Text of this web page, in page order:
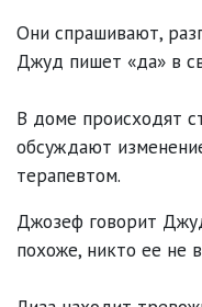
Они спрашивают,
Джуд пишет «да» в
В доме происходят
обсуждают
терапевтом.
Джозеф говорит
похоже, никто ее не